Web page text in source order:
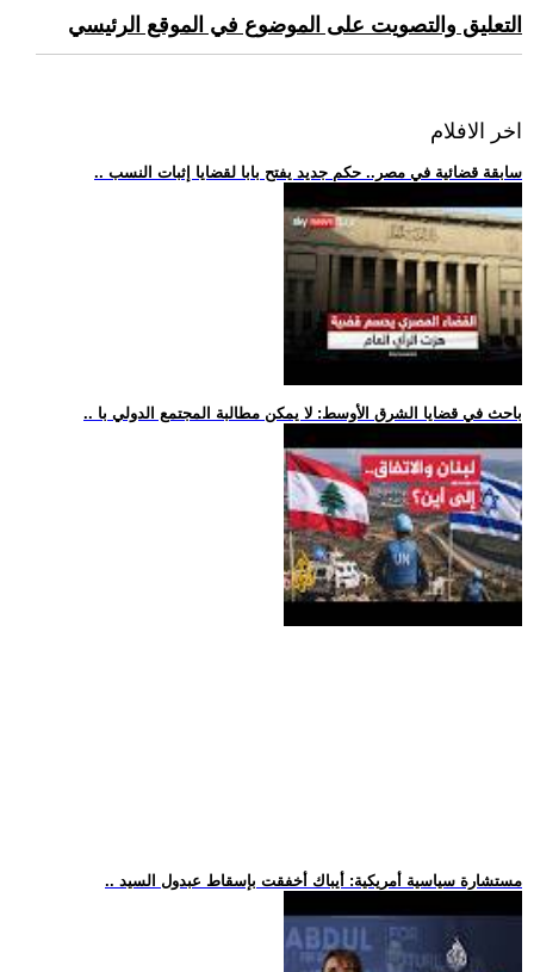
التعليق والتصويت على الموضوع في الموقع الرئيسي
اخر الافلام
.. سابقة قضائية في مصر.. حكم جديد يفتح بابا لقضايا إثبات النسب
.. باحث في قضايا الشرق الأوسط: لا يمكن مطالبة المجتمع الدولي با
.. مستشارة سياسية أمريكية: أيباك أخفقت بإسقاط عبدول السيد